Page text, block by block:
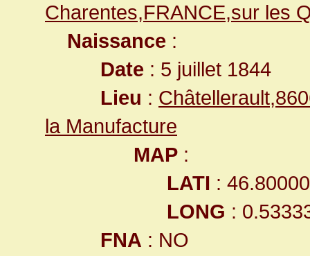
Charentes,FRANCE,sur les
Naissance :
Date : 5 juillet 1844
Lieu :
la Manufacture
MAP :
LATI :
LONG :
FNA : NO